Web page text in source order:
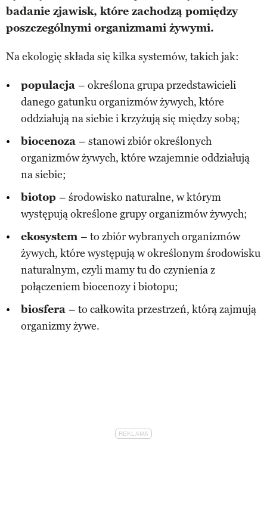
badanie zjawisk, które zachodzą pomiędzy
poszczególnymi organizmami żywymi.
Na ekologię składa się kilka systemów, takich jak:
populacja – określona grupa przedstawicieli
danego gatunku organizmów żywych, które
oddziałują na siebie i krzyżują się między sobą;
biocenoza – stanowi zbiór określonych
organizmów żywych, które wzajemnie oddziałują
na siebie;
biotop – środowisko naturalne, w którym
występują określone grupy organizmów żywych;
ekosystem – to zbiór wybranych organizmów
żywych, które występują w określonym środowisku
naturalnym, czyli mamy tu do czynienia z
połączeniem biocenozy i biotopu;
biosfera – to całkowita przestrzeń, którą zajmują
organizmy żywe.